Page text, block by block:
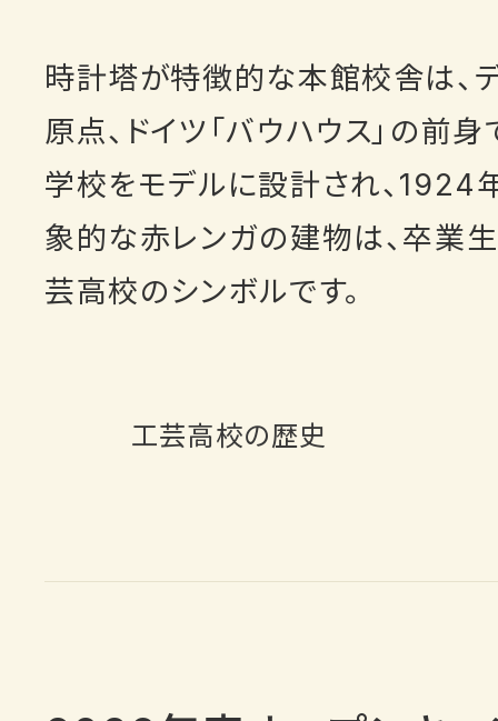
時計塔が特徴的な本館校舎は、
原点、ドイツ「バウハウス」の前
学校をモデルに設計され、1924
象的な赤レンガの建物は、卒業
芸高校のシンボルです。
工芸高校の歴史